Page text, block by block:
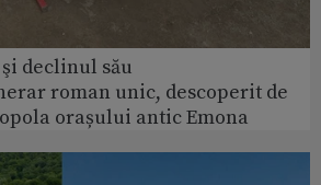
declinul său
roman unic, descoperit de
orașului antic Emona